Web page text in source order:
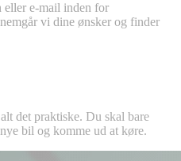
e-mail inden for
vi dine ønsker og finder
det praktiske. Du skal bare
bil og komme ud at køre.